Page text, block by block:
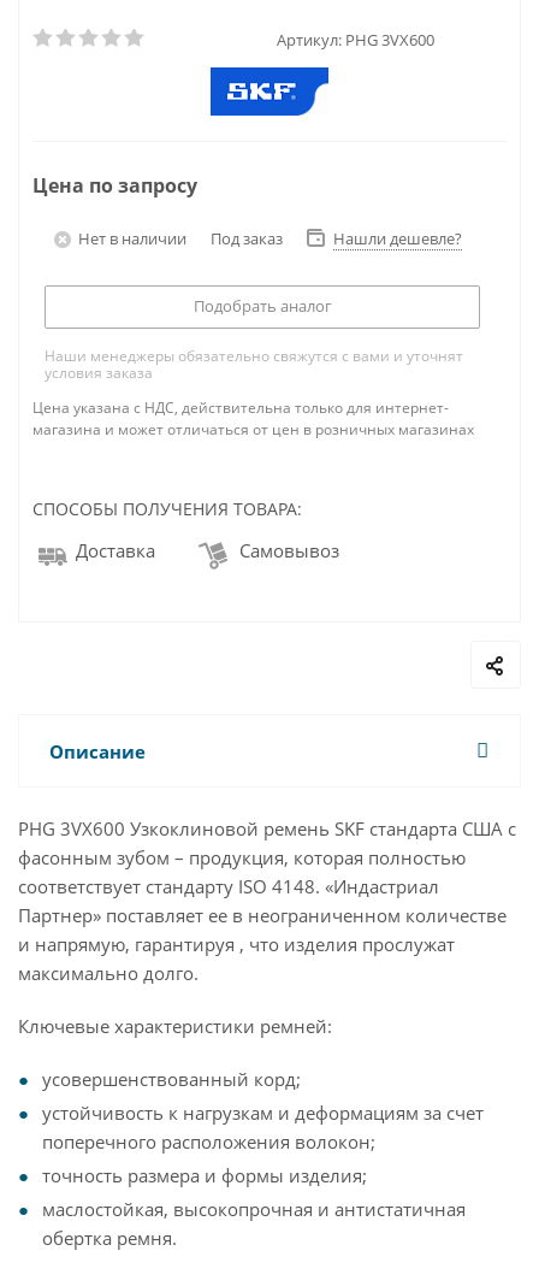
Артикул: PHG 3VX600
Цена по запросу
Нет в наличии Под заказ Нашли дешевле?
Подобрать аналог
Наши менеджеры обязательно свяжутся с вами и уточнят
условия заказа
Цена указана с НДС, действительна только для интернет-
магазина и может отличаться от цен в розничных магазинах
СПОСОБЫ ПОЛУЧЕНИЯ ТОВАРА:
Доставка Самовывоз
Описание
PHG 3VX600 Узкоклиновой ремень SKF стандарта США с
фасонным зубом – продукция, которая полностью
соответствует стандарту ISO 4148. «Индастриал
Партнер» поставляет ее в неограниченном количестве
и напрямую, гарантируя , что изделия прослужат
максимально долго.
Ключевые характеристики ремней:
усовершенствованный корд;
устойчивость к нагрузкам и деформациям за счет
поперечного расположения волокон;
точность размера и формы изделия;
маслостойкая, высокопрочная и антистатичная
обертка ремня.